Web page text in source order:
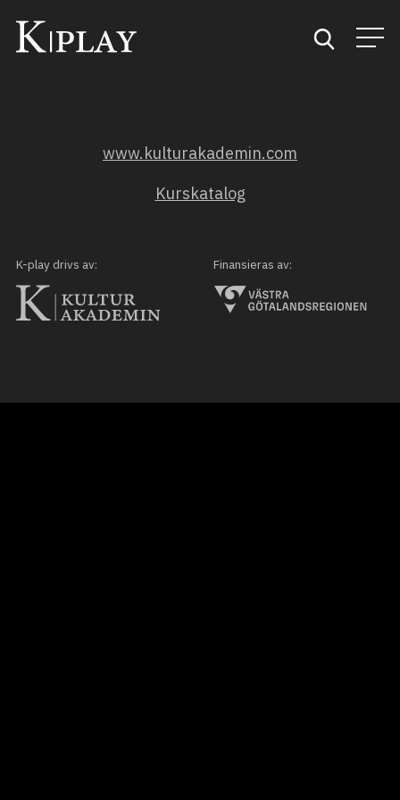
Kategorier
Mina favoriter
www.kulturakademin.com
Kurskatalog
K-play drivs av: Finansieras av: